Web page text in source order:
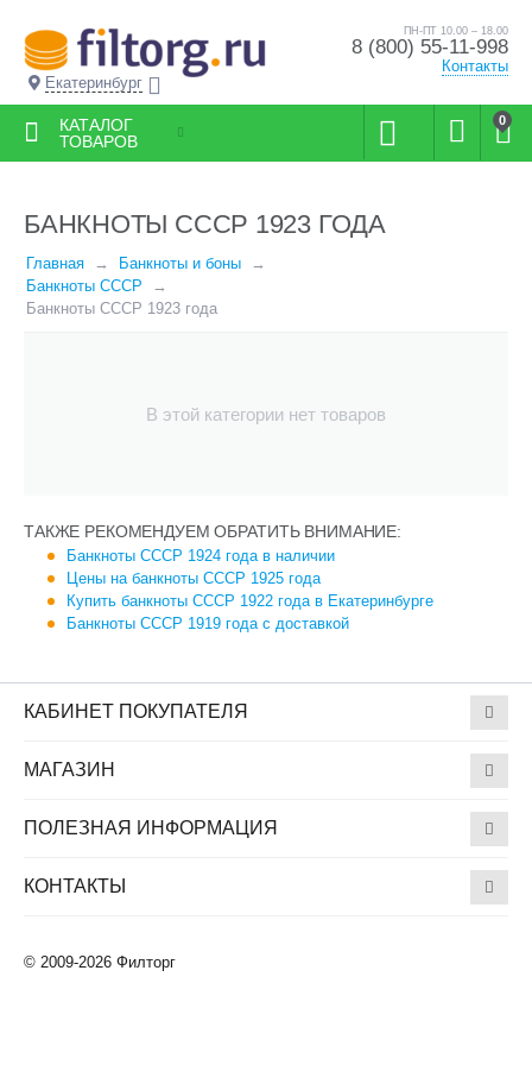
Екатеринбург
ПН-ПТ 10.00 – 18.00
8 (800) 55-11-998
Контакты
0
КАТАЛОГ
ТОВАРОВ
БАНКНОТЫ СССР 1923 ГОДА
Главная
Банкноты и боны
Банкноты СССР
Банкноты СССР 1923 года
В этой категории нет товаров
ТАКЖЕ РЕКОМЕНДУЕМ ОБРАТИТЬ ВНИМАНИЕ:
Банкноты СССР 1924 года в наличии
Цены на банкноты СССР 1925 года
Купить банкноты СССР 1922 года в Екатеринбурге
Банкноты СССР 1919 года с доставкой
КАБИНЕТ ПОКУПАТЕЛЯ
МАГАЗИН
ПОЛЕЗНАЯ ИНФОРМАЦИЯ
КОНТАКТЫ
© 2009-2026 Филторг